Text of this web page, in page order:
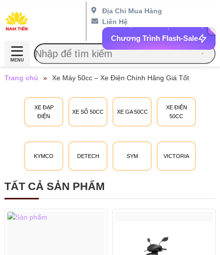
Địa Chỉ Mua Hàng
Liên Hệ
Chương Trình Flash-Sale
MENU
XE ĐẠP
ĐIỆN
XE SỐ 50CC XE GA 50CC
XE ĐIỆN
50CC
KYMCO DETECH SYM VICTORIA
Trang chủ » Xe Máy 50cc – Xe Điện Chính Hãng Giá Tốt
TẤT CẢ SẢN PHẨM